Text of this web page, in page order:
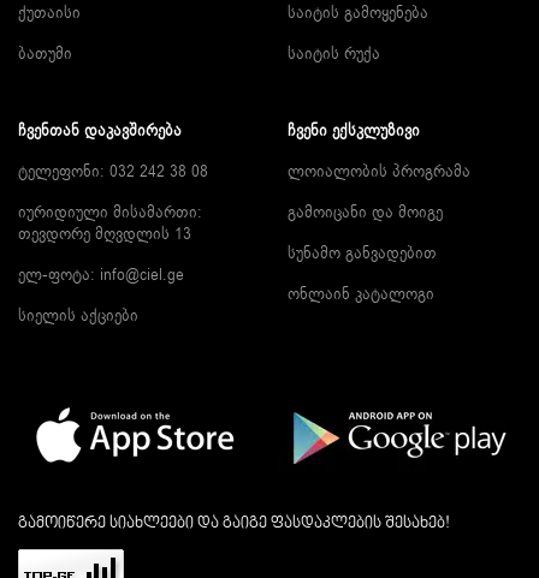
ქუთაისი
ბათუმი
საიტის გამოყენება
საიტის რუქა
ᲩᲕᲔᲜᲗᲐᲜ ᲓᲐᲙᲐᲕᲨᲘᲠᲔᲑᲐ
ტელეფონი: 032 242 38 08
იურიდიული მისამართი:
თევდორე მღვდლის 13
ელ-ფოტა: info@ciel.ge
სიელის აქციები
ᲩᲕᲔᲜᲘ ᲔᲥᲡᲙᲚᲣᲖᲘᲕᲘ
ლოიალობის პროგრამა
გამოიცანი და მოიგე
სუნამო განვადებით
ონლაინ კატალოგი
გამოიწერე სიახლეები და გაიგე ფასდაკლების შესახებ!